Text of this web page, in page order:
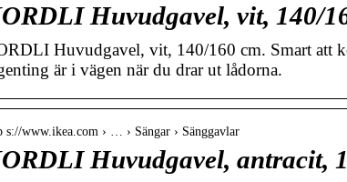
Huvudgavel, vit, 140/
Huvudgavel, vit, 140/160 cm. Smart att
är i vägen när du drar ut lådorna.
s://www.ikea.com › … › Sängar › Sänggavlar
Huvudgavel, antracit,